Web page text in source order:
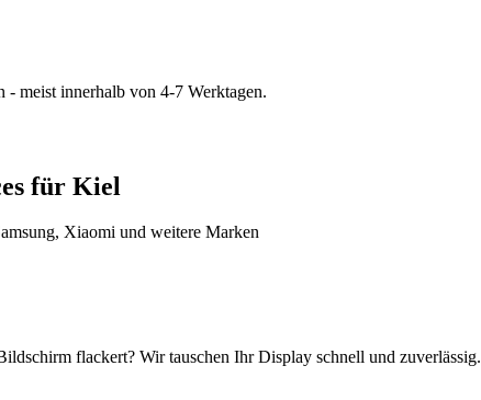
- meist innerhalb von 4-7 Werktagen.
für Kiel
Xiaomi und weitere Marken
flackert? Wir tauschen Ihr Display schnell und zuverlässig.